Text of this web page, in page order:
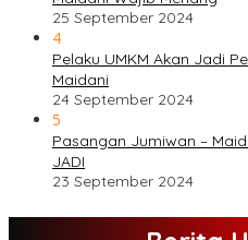
25 September 2024
4
Pelaku UMKM Akan Jadi
Maidani
24 September 2024
5
Pasangan Jumiwan –
JADI
23 September 2024